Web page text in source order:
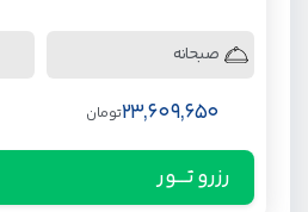
صبحانه
23,609,650تومان
رزرو تـــور